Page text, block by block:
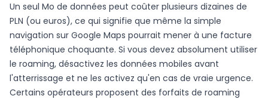
Un seul Mo de données peut coûter plusieurs dizaines de
PLN (ou euros), ce qui signifie que même la simple
navigation sur Google Maps pourrait mener à une facture
téléphonique choquante. Si vous devez absolument utiliser
le roaming, désactivez les données mobiles avant
l'atterrissage et ne les activez qu'en cas de vraie urgence.
Certains opérateurs proposent des forfaits de roaming